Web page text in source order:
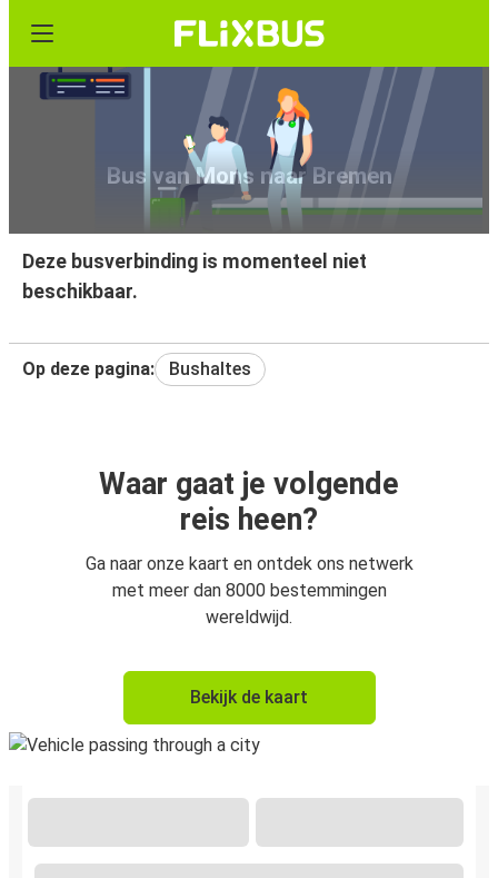
Bus van Mons naar Bremen
Deze busverbinding is momenteel niet
beschikbaar.
Op deze pagina: Bushaltes
Waar gaat je volgende
reis heen?
Ga naar onze kaart en ontdek ons netwerk
met meer dan 8000 bestemmingen
wereldwijd.
Bekijk de kaart